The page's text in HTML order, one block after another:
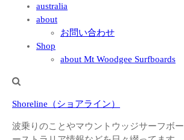
australia
about
お問い合わせ
Shop
about Mt Woodgee Surfboards
Shoreline（ショアライン）
波乗りのことやマウントウッジサーフボ